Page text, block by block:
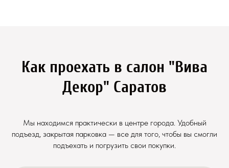
Как проехать в салон "Вива
Декор" Саратов
Мы находимся практически в центре города. Удобный
подъезд, закрытая парковка — все для того, чтобы вы смогли
подъехать и погрузить свои покупки.